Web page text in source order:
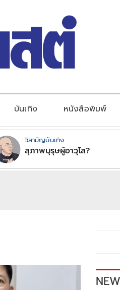
บันเทิง หนังสือพิมพ์
วิสามัญบันเทิง
สุภาพบุรุษผู้อาวุโส?